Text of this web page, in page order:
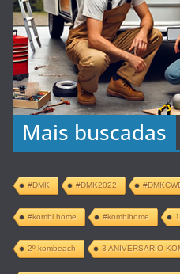
Mais buscadas
#DMK #DMK2022
#kombi home #kombihome
2º kombeach 3 ANIVERSARIO